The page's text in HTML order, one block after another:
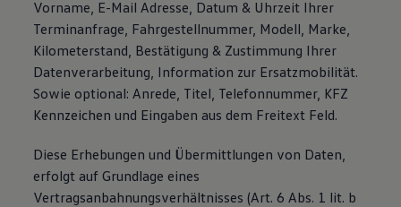
Vorname, E-Mail Adresse, Datum & Uhrzeit Ihrer
Terminanfrage, Fahrgestellnummer, Modell, Marke,
Kilometerstand, Bestätigung & Zustimmung Ihrer
Datenverarbeitung, Information zur Ersatzmobilität.
Sowie optional: Anrede, Titel, Telefonnummer, KFZ
Kennzeichen und Eingaben aus dem Freitext Feld.
Diese Erhebungen und Übermittlungen von Daten,
erfolgt auf Grundlage eines
Vertragsanbahnungsverhältnisses (Art. 6 Abs. 1 lit. b